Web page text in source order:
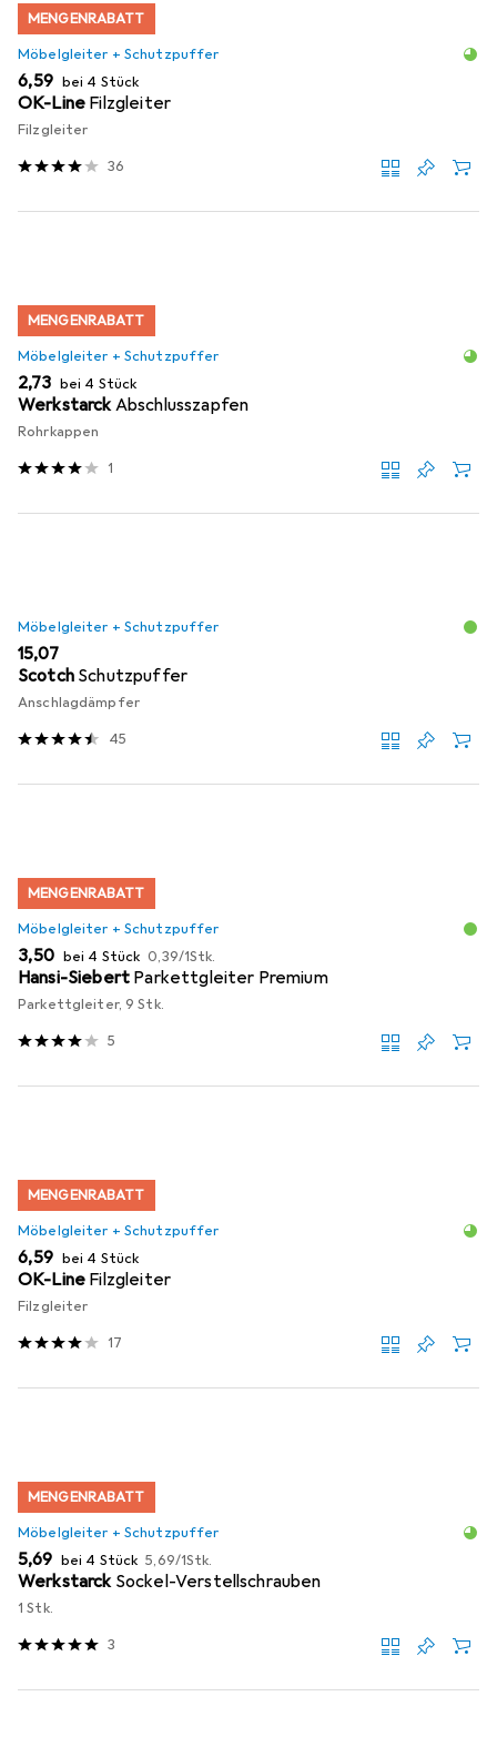
MENGENRABATT
Möbelgleiter + Schutzpuffer
EUR
6,59 bei 4 Stück
OK-Line Filzgleiter
Filzgleiter
36
MENGENRABATT
Möbelgleiter + Schutzpuffer
EUR
2,73 bei 4 Stück
WerkstarckAbschlusszapfen
Rohrkappen
1
Möbelgleiter + Schutzpuffer
EUR
15,07
Scotch Schutzpuffer
Anschlagdämpfer
45
MENGENRABATT
Möbelgleiter + Schutzpuffer
EUR
3,50 bei 4 Stück EUR
0,39/1Stk.
Hansi-Siebert Parkettgleiter Premium
Parkettgleiter, 9 Stk.
5
MENGENRABATT
Möbelgleiter + Schutzpuffer
EUR
6,59 bei 4 Stück
OK-Line Filzgleiter
Filzgleiter
17
MENGENRABATT
Möbelgleiter + Schutzpuffer
EUR
5,69 bei 4 Stück EUR
5,69/1Stk.
Werkstarck Sockel-Verstellschrauben
1 Stk.
3